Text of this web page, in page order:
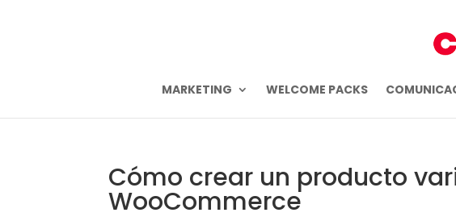
MARKETING WELCOME PACKS
Cómo crear un producto
WooCommerce